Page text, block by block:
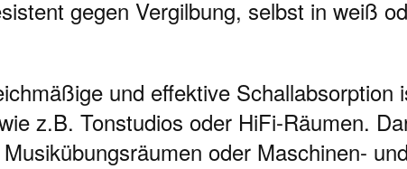
gegen Vergilbung, selbst in weiß
und effektive
z.B. Tonstudios oder HiFi-Räumen.
oder Maschinen-